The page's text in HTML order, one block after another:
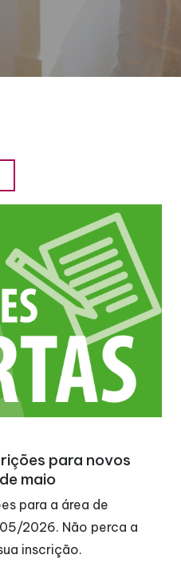
para novos
maio
para a área de
2026. Não perca a
inscrição.